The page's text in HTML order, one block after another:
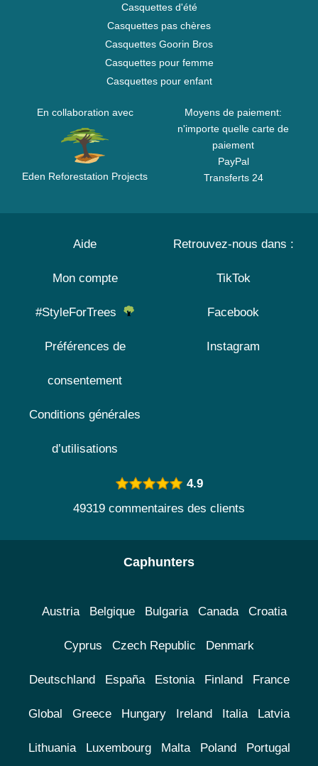
Casquettes d'été
Casquettes pas chères
Casquettes Goorin Bros
Casquettes pour femme
Casquettes pour enfant
En collaboration avec
Eden Reforestation Projects
Moyens de paiement:
n'importe quelle carte de
paiement
PayPal
Transferts 24
Aide
Mon compte
#StyleForTrees
Préférences de
consentement
Conditions générales
d’utilisations
Retrouvez-nous dans :
TikTok
Facebook
Instagram
4.9
49319 commentaires des clients
Caphunters
Austria Belgique Bulgaria Canada Croatia
Cyprus Czech Republic Denmark
Deutschland España Estonia Finland France
Global Greece Hungary Ireland Italia Latvia
Lithuania Luxembourg Malta Poland Portugal